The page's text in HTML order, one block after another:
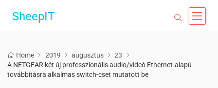
SheepIT
Home 2019 augusztus
23
A NETGEAR két új professzionális audio/videó Ethernet-alapú
továbbításra alkalmas switch-cset mutatott be